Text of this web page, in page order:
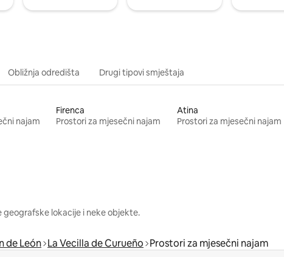
Obližnja odredišta Drugi tipovi smještaja
najam
Firenca
Prostori za mjesečni najam
Atina
Prostori za mjesečni najam
lokacije i neke objekte.
de León La Vecilla de Curueño Prostori za mjesečni najam